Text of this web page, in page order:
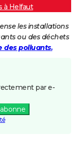
à Helfaut
les installations
ou des déchets
des polluants.
par e-